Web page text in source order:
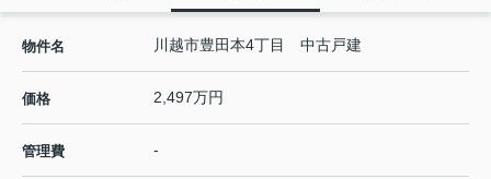
物件名 川越市豊田本4丁目 中古戸建
価格 2,497万円
管理費 -